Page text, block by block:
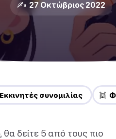
✍️ 27 Οκτώβριος 2022
συνομιλίας 👯
δείτε 5 από τους πιο